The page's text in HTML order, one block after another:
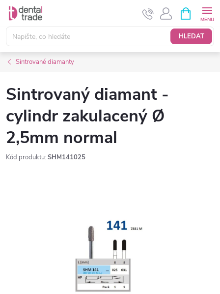
Přejít
obsah
HLEDAT
NÁKUPNÍ
KOŠÍK
Sintrované diamanty
Sintrovaný diamant -
cylindr zakulacený Ø
2,5mm normal
Kód produktu: SHM141025